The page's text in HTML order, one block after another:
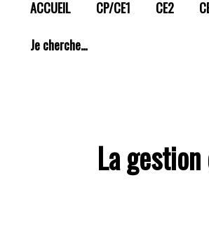
ACCUEIL CP/CE1 CE2
Je cherche…
La